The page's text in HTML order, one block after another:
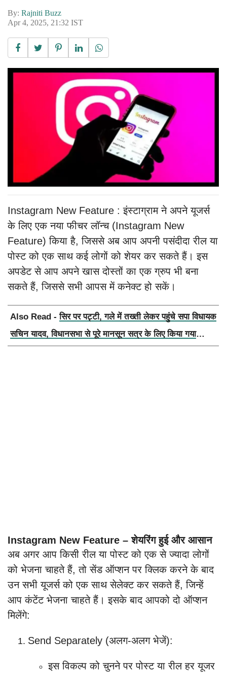
By: Rajniti Buzz
Apr 4, 2025, 21:32 IST
Instagram New Feature : इंस्टाग्राम ने अपने यूजर्स
के लिए एक नया फीचर लॉन्च (Instagram New
Feature) किया है, जिससे अब आप अपनी पसंदीदा रील या
पोस्ट को एक साथ कई लोगों को शेयर कर सकते हैं। इस
अपडेट से आप अपने खास दोस्तों का एक ग्रुप भी बना
सकते हैं, जिससे सभी आपस में कनेक्ट हो सकें।
Also Read -सिर पर पट्टी, गले में तख्ती लेकर पहुंचे सपा विधायक
सचिन यादव, विधानसभा से पूरे मानसून सत्र के लिए किया गया
Instagram New Feature – शेयरिंग हुई और आसान
अब अगर आप किसी रील या पोस्ट को एक से ज्यादा लोगों
को भेजना चाहते हैं, तो सेंड ऑप्शन पर क्लिक करने के बाद
उन सभी यूजर्स को एक साथ सेलेक्ट कर सकते हैं, जिन्हें
आप कंटेंट भेजना चाहते हैं। इसके बाद आपको दो ऑप्शन
मिलेंगे:
Send Separately (अलग-अलग भेजें):
इस विकल्प को चुनने पर पोस्ट या रील हर यूजर